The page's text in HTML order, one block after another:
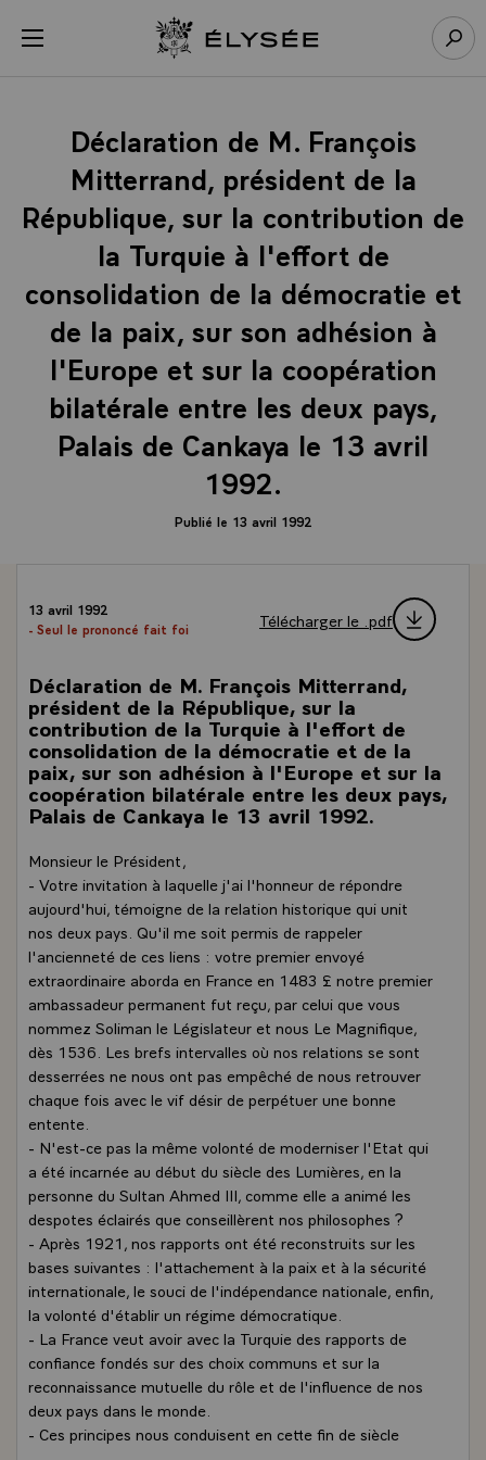
menu Retour à l’accueil Élysée
Déclaration de M. François
Mitterrand, président de la
République, sur la contribution de
la Turquie à l'effort de
consolidation de la démocratie et
de la paix, sur son adhésion à
l'Europe et sur la coopération
bilatérale entre les deux pays,
Palais de Cankaya le 13 avril
1992.
Publié le 13 avril 1992
13 avril 1992
- Seul le prononcé fait foi
Télécharger le .pdf
Déclaration de M. François Mitterrand,
président de la République, sur la
contribution de la Turquie à l'effort de
consolidation de la démocratie et de la
paix, sur son adhésion à l'Europe et sur la
coopération bilatérale entre les deux pays,
Palais de Cankaya le 13 avril 1992.
Monsieur le Président,
- Votre invitation à laquelle j'ai l'honneur de répondre
aujourd'hui, témoigne de la relation historique qui unit
nos deux pays. Qu'il me soit permis de rappeler
l'ancienneté de ces liens : votre premier envoyé
extraordinaire aborda en France en 1483 £ notre premier
ambassadeur permanent fut reçu, par celui que vous
nommez Soliman le Législateur et nous Le Magnifique,
dès 1536. Les brefs intervalles où nos relations se sont
desserrées ne nous ont pas empêché de nous retrouver
chaque fois avec le vif désir de perpétuer une bonne
entente.
- N'est-ce pas la même volonté de moderniser l'Etat qui
a été incarnée au début du siècle des Lumières, en la
personne du Sultan Ahmed III, comme elle a animé les
despotes éclairés que conseillèrent nos philosophes ?
- Après 1921, nos rapports ont été reconstruits sur les
bases suivantes : l'attachement à la paix et à la sécurité
internationale, le souci de l'indépendance nationale, enfin,
la volonté d'établir un régime démocratique.
- La France veut avoir avec la Turquie des rapports de
confiance fondés sur des choix communs et sur la
reconnaissance mutuelle du rôle et de l'influence de nos
deux pays dans le monde.
- Ces principes nous conduisent en cette fin de siècle
Panneau de gestion des cookies